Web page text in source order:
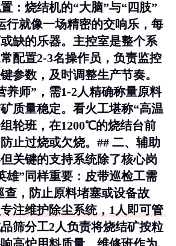
：烧结机的“大脑”与“四肢”
行就像一场精密的交响乐，每
缺的乐器。 主控室是整个系
配置2-3名操作员，负责监控
参数，及时调整生产节奏。
养师”，需1-2人精确称量原料
质量稳定。 看火工堪称“高温
轮班，在1200℃的烧结台前
止过烧或欠烧。## 二、辅助
关键的支持系统除了核心岗
雄”同样重要： 皮带巡检工需
查，防止原料堵塞或设备故
专注维护除尘系统，1人即可管
筛分工2人负责将烧结矿按粒